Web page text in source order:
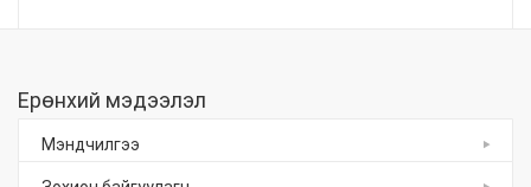
Ерөнхий мэдээлэл
Мэндчилгээ